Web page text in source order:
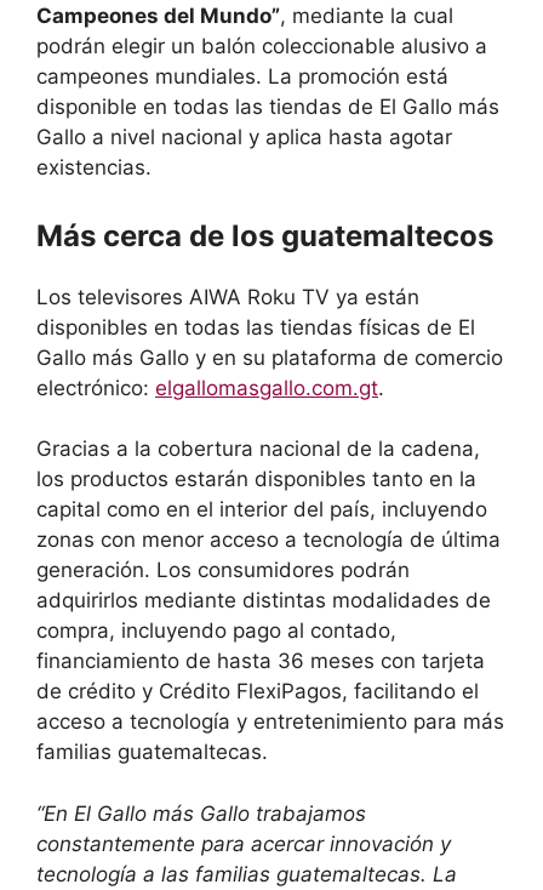
Campeones del Mundo”, mediante la cual
podrán elegir un balón coleccionable alusivo a
campeones mundiales. La promoción está
disponible en todas las tiendas de El Gallo más
Gallo a nivel nacional y aplica hasta agotar
existencias.
Más cerca de los guatemaltecos
Los televisores AIWA Roku TV ya están
disponibles en todas las tiendas físicas de El
Gallo más Gallo y en su plataforma de comercio
electrónico: elgallomasgallo.com.gt.
Gracias a la cobertura nacional de la cadena,
los productos estarán disponibles tanto en la
capital como en el interior del país, incluyendo
zonas con menor acceso a tecnología de última
generación. Los consumidores podrán
adquirirlos mediante distintas modalidades de
compra, incluyendo pago al contado,
financiamiento de hasta 36 meses con tarjeta
de crédito y Crédito FlexiPagos, facilitando el
acceso a tecnología y entretenimiento para más
familias guatemaltecas.
“En El Gallo más Gallo trabajamos
constantemente para acercar innovación y
tecnología a las familias guatemaltecas. La